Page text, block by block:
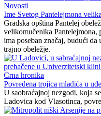
Novosti
Ime Svetog Pantelejmona
Gradska opština Pantelej
velikomučenika
ima poseban značaj, budući
trajno obeležje.
Crna hronika
Povređena trojica mladića u
U saobraćajnoj nezgodi, koja
Ladovica kod Vlasotinca,